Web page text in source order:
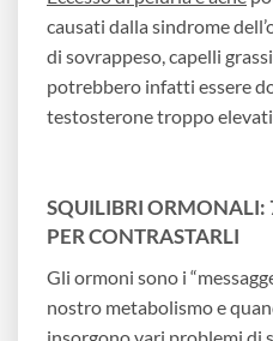
causati dalla sindrome
di sovrappeso, capelli
potrebbero infatti essere
testosterone troppo
SQUILIBRI ORMONALI:
PER CONTRASTARLI
Gli ormoni sono i
nostro metabolismo e
insorgono vari problemi di